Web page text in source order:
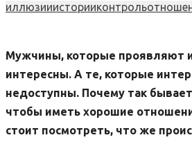
иллюзииисторииконтроль
Мужчины, которые проявляют
интересны. А те, которые
недоступны. Почему так
чтобы иметь хорошие
стоит посмотреть, что же